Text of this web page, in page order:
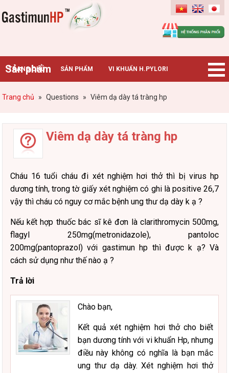
Gastimunhp
Sản phẩm
TRANG CHỦ SẢN PHẨM VI KHUẨN H.PYLORI
BỆNH DẠ DÀY TIN TỨC – SỰ KIỆN HƯỚNG DẪN MUA HÀNG
Trang chủ » Questions » Viêm dạ dày tá tràng hp
Viêm dạ dày tá tràng hp
Cháu 16 tuổi cháu đi xét nghiệm hơi thở thì bị virus hp
dương tính, trong tờ giấy xét nghiệm có ghi là positive 26,7
vậy thì cháu có nguy cơ mắc bệnh ung thư dạ dày k ạ ?
Nếu kết hợp thuốc bác sĩ kê đơn là clarithromycin 500mg,
flagyl 250mg(metronidazole), pantoloc
200mg(pantoprazol) với gastimun hp thì được k ạ? Và
cách sử dụng như thế nào ạ ?
Trả lời
Chào bạn,
Kết quả xét nghiệm hơi thở cho biết
bạn dương tính với vi khuẩn Hp, nhưng
điều này không có nghĩa là bạn mắc
ung thư dạ dày. Xét nghiệm hơi thở